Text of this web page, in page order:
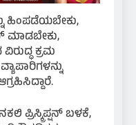
ಹಿಂಪಡೆಯಬೇಕು,
ಮಾಡಬೇಕು,
ಕ್ರಮ
ಪ್ರಿಸ್ಕ್ರಿಪ್ಷನ್ ಬಳಕೆ,